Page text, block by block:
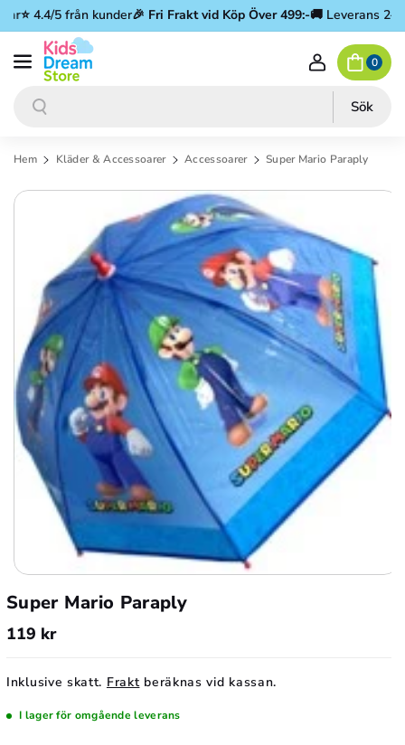
Gå vidare till innehåll
⭐ 4.4/5 från kunder🎉Fri Frakt vid Köp Över 499:-🚚 Leverans 2–3
Sök Sök
0
Hem Kläder & Accessoarer Accessoarer Super Mario Paraply
Gå vidare till produktinformation
Super Mario Paraply
119 kr
Inklusive skatt. Frakt beräknas vid kassan.
I lager för omgående leverans
a
a
t
a
Ö
k
a
a
a